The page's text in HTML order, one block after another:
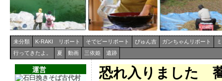
未分類 K-RAKI リポート そでピーリポート ぴゅん吉 ガンちゃんリポート
行ってきたよ。
夏 動画 三依姫 遺跡
運営 恐れ入りました